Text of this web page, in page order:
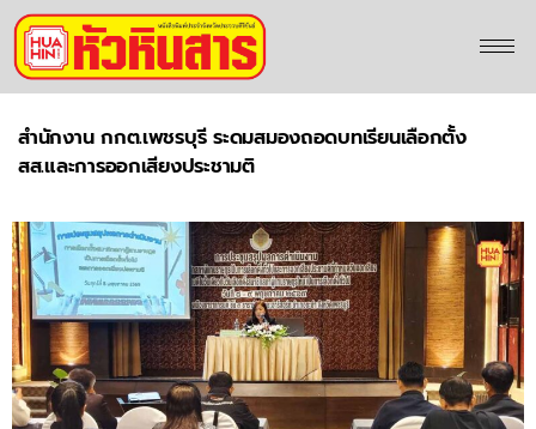
สำนักงาน กกต.เพชรบุรี ระดมสมองถอดบทเรียนเลือกตั้ง
สส.และการออกเสียงประชามติ